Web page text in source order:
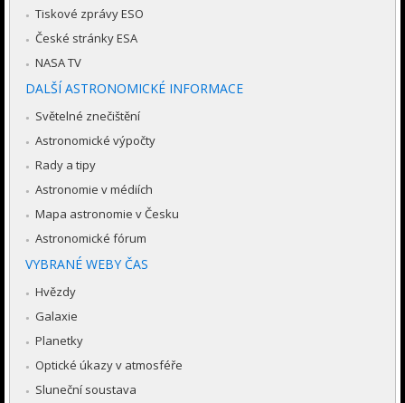
Tiskové zprávy ESO
České stránky ESA
NASA TV
DALŠÍ ASTRONOMICKÉ INFORMACE
Světelné znečištění
Astronomické výpočty
Rady a tipy
Astronomie v médiích
Mapa astronomie v Česku
Astronomické fórum
VYBRANÉ WEBY ČAS
Hvězdy
Galaxie
Planetky
Optické úkazy v atmosféře
Sluneční soustava